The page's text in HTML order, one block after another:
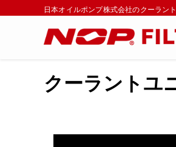
日本オイルポンプ株式会社のクーラン
クーラントユ